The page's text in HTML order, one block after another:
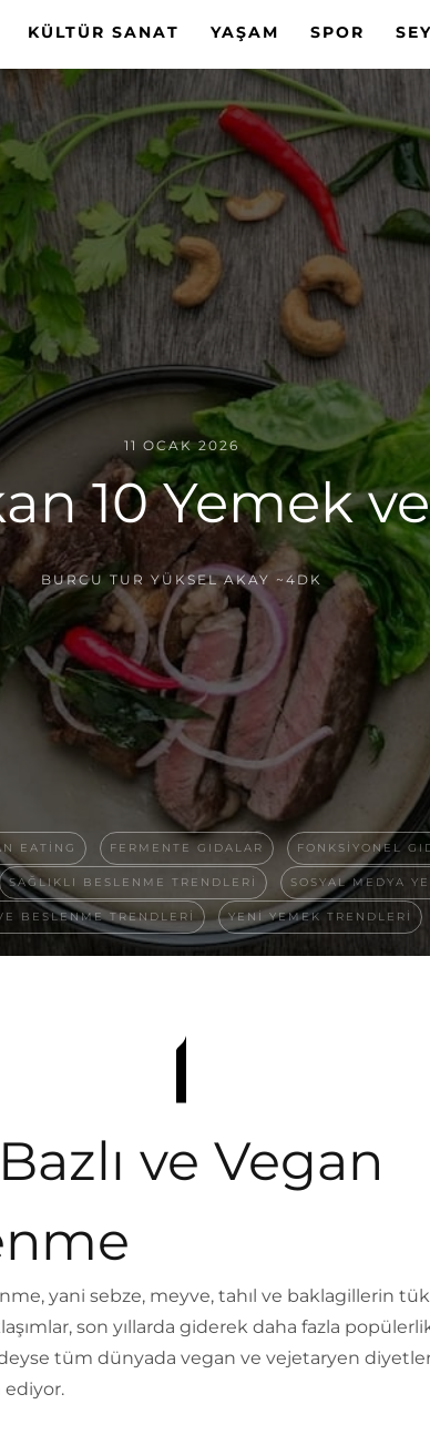
KÜLTÜR SANAT YAŞAM SPOR
11 OCAK 2026
10 Yemek
BURCU TUR YÜKSEL AKAY ~4DK
EATING FERMENTE GIDALAR FONKSIYONEL
SAĞLIKLI BESLENME TRENDLERI SOSYAL MEDYA
BESLENME TRENDLERI YENI YEMEK TRENDLERI
ve Vegan
yani sebze, meyve, tahıl ve baklagillerin
son yıllarda giderek daha fazla
tüm dünyada vegan ve vejetaryen
ediyor.